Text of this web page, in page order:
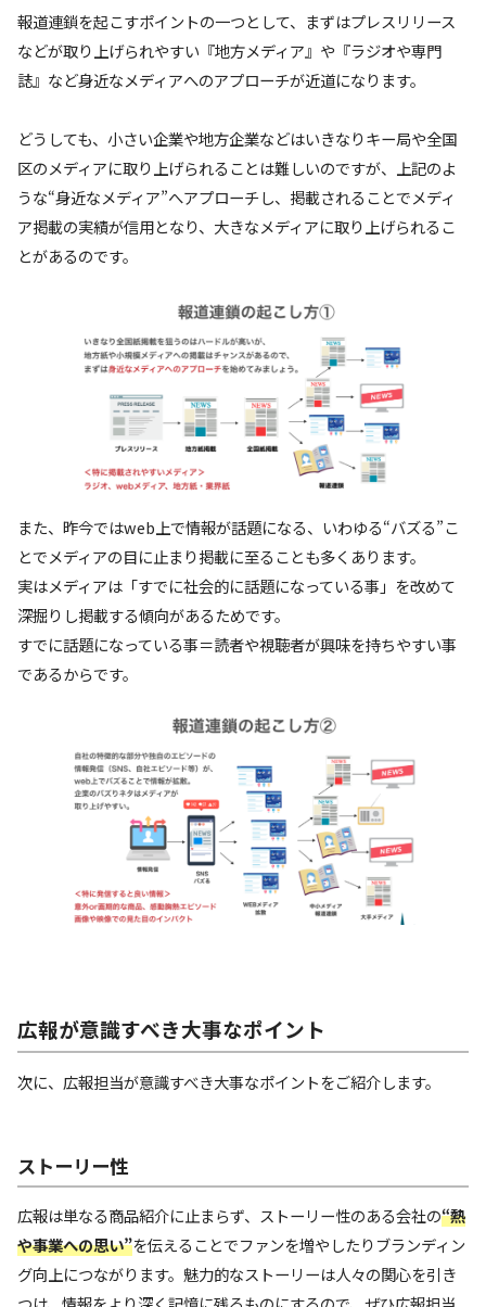
報道連鎖を起こすポイントの一つとして、まずはプレスリリース
などが取り上げられやすい『地方メディア』や『ラジオや専門
誌』など身近なメディアへのアプローチが近道になります。
どうしても、小さい企業や地方企業などはいきなりキー局や全国
区のメディアに取り上げられることは難しいのですが、上記のよ
うな“身近なメディア”へアプローチし、掲載されることでメディ
ア掲載の実績が信用となり、大きなメディアに取り上げられるこ
とがあるのです。
また、昨今ではweb上で情報が話題になる、いわゆる“バズる”こ
とでメディアの目に止まり掲載に至ることも多くあります。
実はメディアは「すでに社会的に話題になっている事」を改めて
深掘りし掲載する傾向があるためです。
すでに話題になっている事＝読者や視聴者が興味を持ちやすい事
であるからです。
広報が意識すべき大事なポイント
次に、広報担当が意識すべき大事なポイントをご紹介します。
ストーリー性
広報は単なる商品紹介に止まらず、ストーリー性のある会社の“熱
や事業への思い”を伝えることでファンを増やしたりブランディン
グ向上につながります。魅力的なストーリーは人々の関心を引き